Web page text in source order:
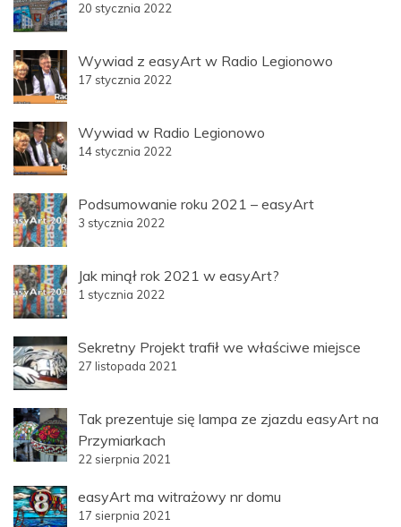
20 stycznia 2022
Wywiad z easyArt w Radio Legionowo
17 stycznia 2022
Wywiad w Radio Legionowo
14 stycznia 2022
Podsumowanie roku 2021 – easyArt
3 stycznia 2022
Jak minął rok 2021 w easyArt?
1 stycznia 2022
Sekretny Projekt trafił we właściwe miejsce
27 listopada 2021
Tak prezentuje się lampa ze zjazdu easyArt na
Przymiarkach
22 sierpnia 2021
easyArt ma witrażowy nr domu
17 sierpnia 2021